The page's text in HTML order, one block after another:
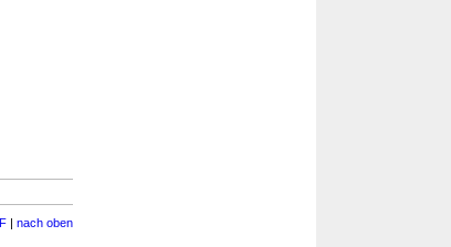
| nach oben